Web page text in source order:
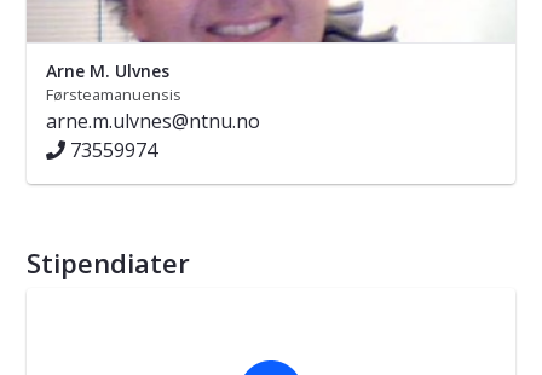
Arne M. Ulvnes
Førsteamanuensis
arne.m.ulvnes@ntnu.no
73559974
Stipendiater